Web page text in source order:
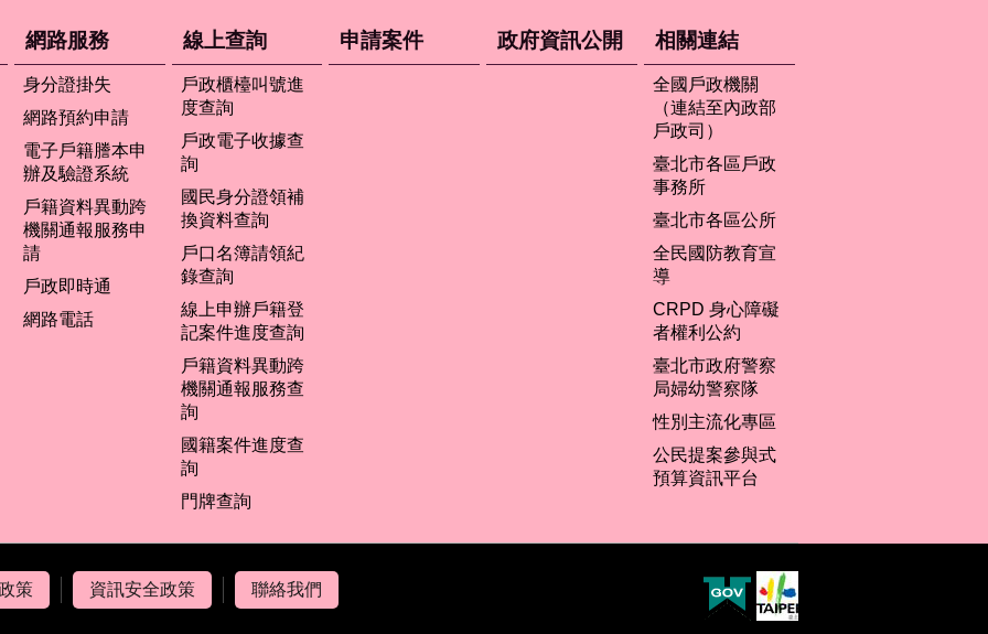
網路服務
身分證掛失
網路預約申請
電子戶籍謄本申
辦及驗證系統
戶籍資料異動跨
機關通報服務申
請
戶政即時通
網路電話
線上查詢
戶政櫃檯叫號進
度查詢
戶政電子收據查
詢
國民身分證領補
換資料查詢
戶口名簿請領紀
錄查詢
線上申辦戶籍登
記案件進度查詢
戶籍資料異動跨
機關通報服務查
詢
國籍案件進度查
詢
門牌查詢
申請案件 政府資訊公開 相關連結
全國戶政機關
（連結至內政部
戶政司）
臺北市各區戶政
事務所
臺北市各區公所
全民國防教育宣
導
CRPD 身心障礙
者權利公約
臺北市政府警察
局婦幼警察隊
性別主流化專區
公民提案參與式
預算資訊平台
策 資訊安全政策 聯絡我們